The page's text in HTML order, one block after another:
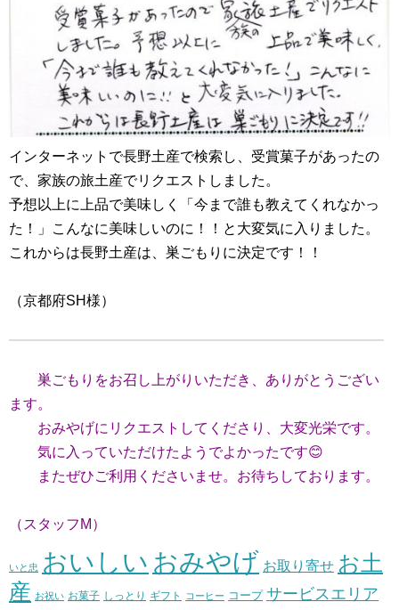
インターネットで長野土産で検索し、受賞菓子があったの
で、家族の旅土産でリクエストしました。
予想以上に上品で美味しく「今まで誰も教えてくれなかっ
た！」こんなに美味しいのに！！と大変気に入りました。
これからは長野土産は、巣ごもりに決定です！！
（京都府SH様）
巣ごもりをお召し上がりいただき、ありがとうござい
ます。
おみやげにリクエストしてくださり、大変光栄です。
気に入っていただけたようでよかったです😊
またぜひご利用くださいませ。お待ちしております。
（スタッフM）
いと忠 おいしい おみやげ お取り寄せ お土
産 お祝い お菓子 しっとり ギフト コーヒー コープ サービスエリア